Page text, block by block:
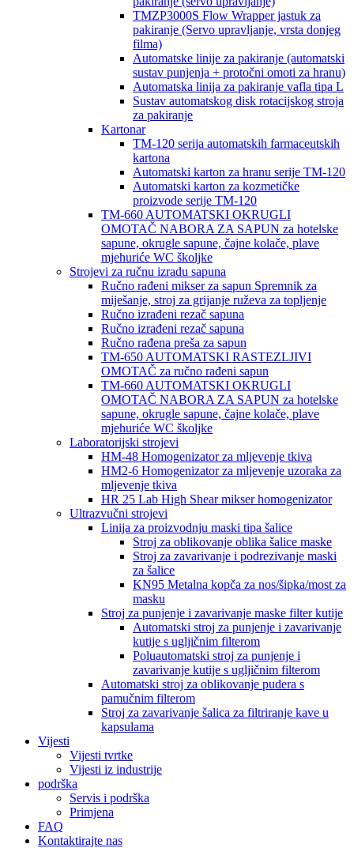
TMZP3000S Flow Wrapper jastuk za
pakiranje (Servo upravljanje, vrsta donjeg
filma)
Automatske linije za pakiranje (automatski
sustav punjenja + protočni omoti za hranu)
Automatska linija za pakiranje vafla tipa L
Sustav automatskog disk rotacijskog stroja
za pakiranje
Kartonar
TM-120 serija automatskih farmaceutskih
kartona
Automatski karton za hranu serije TM-120
Automatski karton za kozmetičke
proizvode serije TM-120
TM-660 AUTOMATSKI OKRUGLI
OMOTAČ NABORA ZA SAPUN za hotelske
sapune, okrugle sapune, čajne kolače, plave
mjehuriće WC školjke
Strojevi za ručnu izradu sapuna
Ručno rađeni mikser za sapun Spremnik za
miješanje, stroj za grijanje ruževa za topljenje
Ručno izrađeni rezač sapuna
Ručno izrađeni rezač sapuna
Ručno rađena preša za sapun
TM-650 AUTOMATSKI RASTEZLJIVI
OMOTAČ za ručno rađeni sapun
TM-660 AUTOMATSKI OKRUGLI
OMOTAČ NABORA ZA SAPUN za hotelske
sapune, okrugle sapune, čajne kolače, plave
mjehuriće WC školjke
Laboratorijski strojevi
HM-48 Homogenizator za mljevenje tkiva
HM2-6 Homogenizator za mljevenje uzoraka za
mljevenje tkiva
HR 25 Lab High Shear mikser homogenizator
Ultrazvučni strojevi
Linija za proizvodnju maski tipa šalice
Stroj za oblikovanje oblika šalice maske
Stroj za zavarivanje i podrezivanje maski
za šalice
KN95 Metalna kopča za nos/šipka/most za
masku
Stroj za punjenje i zavarivanje maske filter kutije
Automatski stroj za punjenje i zavarivanje
kutije s ugljičnim filterom
Poluautomatski stroj za punjenje i
zavarivanje kutije s ugljičnim filterom
Automatski stroj za oblikovanje pudera s
pamučnim filterom
Stroj za zavarivanje šalica za filtriranje kave u
kapsulama
Vijesti
Vijesti tvrtke
Vijesti iz industrije
podrška
Servis i podrška
Primjena
FAQ
Kontaktirajte nas